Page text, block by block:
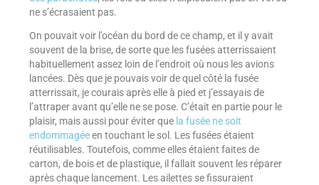
ne s’écrasaient pas.
On pouvait voir l’océan du bord de ce champ, et il y avait
souvent de la brise, de sorte que les fusées atterrissaient
habituellement assez loin de l’endroit où nous les avions
lancées. Dès que je pouvais voir de quel côté la fusée
atterrissait, je courais après elle à pied et j’essayais de
l’attraper avant qu’elle ne se pose. C’était en partie pour le
plaisir, mais aussi pour éviter que la fusée ne soit
endommagéeen touchant le sol. Les fusées étaient
réutilisables. Toutefois, comme elles étaient faites de
carton, de bois et de plastique, il fallait souvent les réparer
après chaque lancement. Les ailettes se fissuraient